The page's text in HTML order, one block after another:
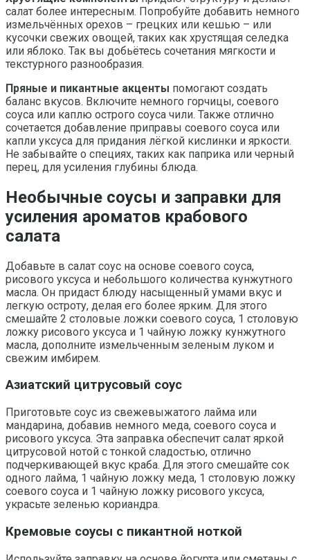
салат более интересным. Попробуйте добавить немного
измельчённых орехов – грецких или кешью – или
кусочки свежих овощей, таких как хрустящая селедка
или яблоко. Так вы добьётесь сочетания мягкости и
текстурного разнообразия.
Пряные и пикантные акценты помогают создать
баланс вкусов. Включите немного горчицы, соевого
соуса или каплю острого соуса чили. Также отлично
сочетается добавление приправы соевого соуса или
капли уксуса для придания лёгкой кислинки и яркости.
Не забывайте о специях, таких как паприка или черный
перец, для усиления глубины блюда.
Необычные соусы и заправки для
усиления ароматов крабового
салата
Добавьте в салат соус на основе соевого соуса,
рисового уксуса и небольшого количества кунжутного
масла. Он придаст блюду насыщенный умами вкус и
легкую остроту, делая его более ярким. Для этого
смешайте 2 столовые ложки соевого соуса, 1 столовую
ложку рисового уксуса и 1 чайную ложку кунжутного
масла, дополните измельченным зеленым луком и
свежим имбирем.
Азиатский цитрусовый соус
Приготовьте соус из свежевыжатого лайма или
мандарина, добавив немного меда, соевого соуса и
рисового уксуса. Эта заправка обеспечит салат яркой
цитрусовой нотой с тонкой сладостью, отлично
подчеркивающей вкус краба. Для этого смешайте сок
одного лайма, 1 чайную ложку меда, 1 столовую ложку
соевого соуса и 1 чайную ложку рисового уксуса,
украсьте зеленью кориандра.
Кремовые соусы с пикантной ноткой